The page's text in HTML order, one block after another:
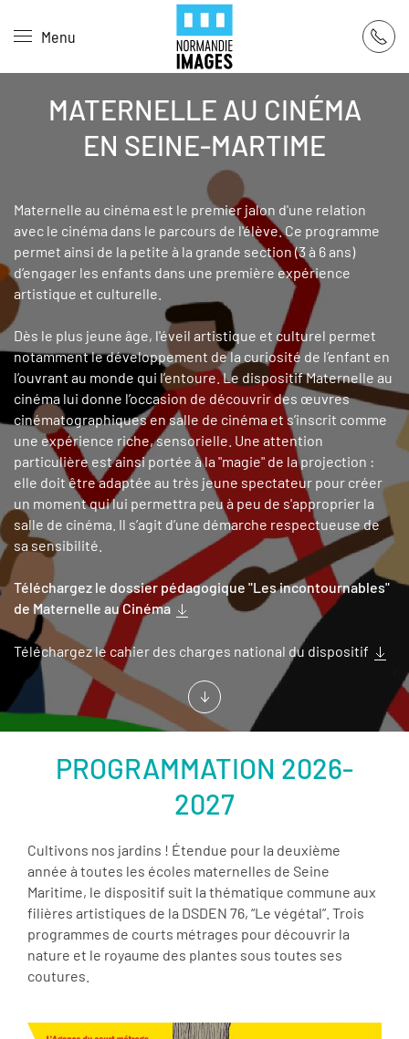
Skip to main content
Menu
MATERNELLE AU CINÉMA
EN SEINE-MARTIME
Maternelle au cinéma est le premier jalon d'une relation
avec le cinéma dans le parcours de l'élève. Ce programme
permet ainsi de la petite à la grande section (3 à 6 ans)
d’engager les enfants dans une première expérience
artistique et culturelle.
Dès le plus jeune âge, l'éveil artistique et culturel permet
notamment le développement de la curiosité de l’enfant en
l’ouvrant au monde qui l’entoure. Le dispositif Maternelle au
cinéma lui donne l’occasion de découvrir des œuvres
cinématographiques en salle de cinéma et s’inscrit comme
une expérience riche, sensorielle. Une attention
particulière est ainsi portée à la "magie" de la projection :
elle doit être adaptée au très jeune spectateur pour créer
un moment qui lui permettra peu à peu de s'approprier la
salle de cinéma. Il s’agit d’une démarche respectueuse de
sa sensibilité.
Téléchargez le dossier pédagogique "Les incontournables"
de Maternelle au Cinéma
Téléchargez le cahier des charges national du dispositif
PROGRAMMATION 2026-
2027
Cultivons nos jardins ! Étendue pour la deuxième
année à toutes les écoles maternelles de Seine
Maritime, le dispositif suit la thématique commune aux
filières artistiques de la DSDEN 76, “Le végétal”. Trois
programmes de courts métrages pour découvrir la
nature et le royaume des plantes sous toutes ses
coutures.
Panneau de gestion des cookies